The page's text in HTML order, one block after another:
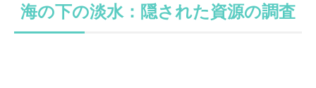
海の下の淡水：隠された資源の調査